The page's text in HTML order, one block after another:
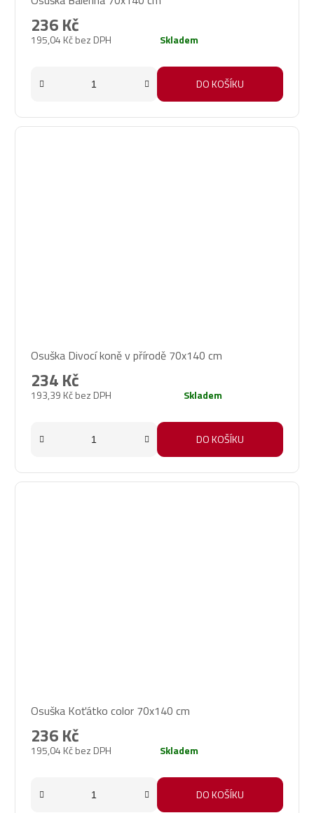
195,04 Kč bez DPH
236 Kč
Skladem
DO KOŠÍKU
Osuška Divocí koně v přírodě 70x140 cm
193,39 Kč bez DPH
234 Kč
Skladem
DO KOŠÍKU
Osuška Koťátko color 70x140 cm
195,04 Kč bez DPH
236 Kč
Skladem
DO KOŠÍKU